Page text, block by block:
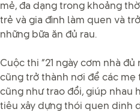
mẻ, đa dạng trong khoảng
trẻ và gia đình làm quen và
những bữa ăn đủ rau.
Cuộc thi “21 ngày cơm nhà đủ
cũng trở thành nơi để các mẹ
cũng như trao đổi, giúp nhau
tiêu xây dựng thói quen dinh